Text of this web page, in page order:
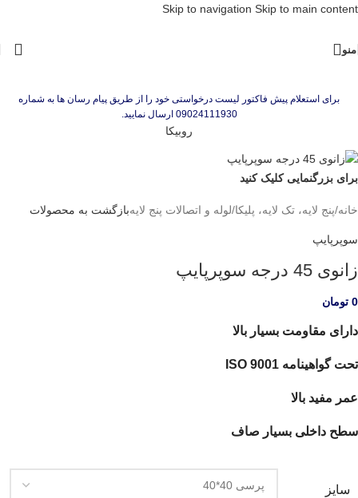
Skip to navigation Skip to main content
منو
برای استعلام پیش فاکتور لیست درخواستی خود را از طریق پیام رسان ها به شماره
09024111930 ارسال نمایید.
روبیکا
برای بزرگنمایی کلیک کنید
خانه/پنج لایه، تک لایه، پلیکا/لوله و اتصالات پنج لایهبازگشت به محصولات
سوپرپایپ
زانوی 45 درجه سوپرپایپ
0 تومان
دارای مقاومت بسیار بالا
تحت گواهینامه ISO 9001
عمر مفید بالا
سطح داخلی بسیار صاف
سایز